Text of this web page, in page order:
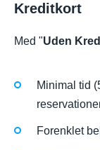
Kreditkort
Med "Uden
Minimal tid
Forenklet